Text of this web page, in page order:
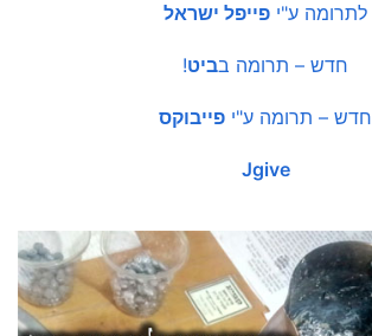
לתרומה ע"י פייפל ישראל
חדש – תרומה בביט!
חדש – תרומה ע"י פייבוקס
Jgive